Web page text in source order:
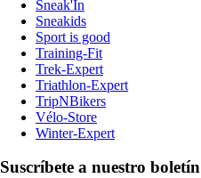
Sneak'In
Sneakids
Sport is good
Training-Fit
Trek-Expert
Triathlon-Expert
TripNBikers
Vélo-Store
Winter-Expert
Suscríbete a nuestro boletín